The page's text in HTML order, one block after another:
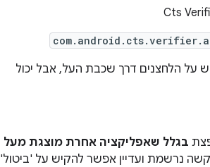
על הלחצנים דרך שכבת העל, אבל יכול
בגלל שאפליקציה אחרת מוצגת מעל
נרשמת ועדיין אפשר להקיש על 'ביטול'